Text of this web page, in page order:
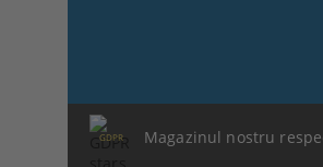
GDPR Magazinul nostru